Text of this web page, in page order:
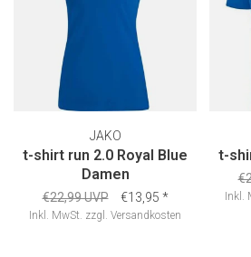
JAKO
t-shirt run 2.0 Royal Blue
Damen
€22,99 UVP €13,95 *
Inkl. MwSt. zzgl. Versandkosten
t-
Inkl.